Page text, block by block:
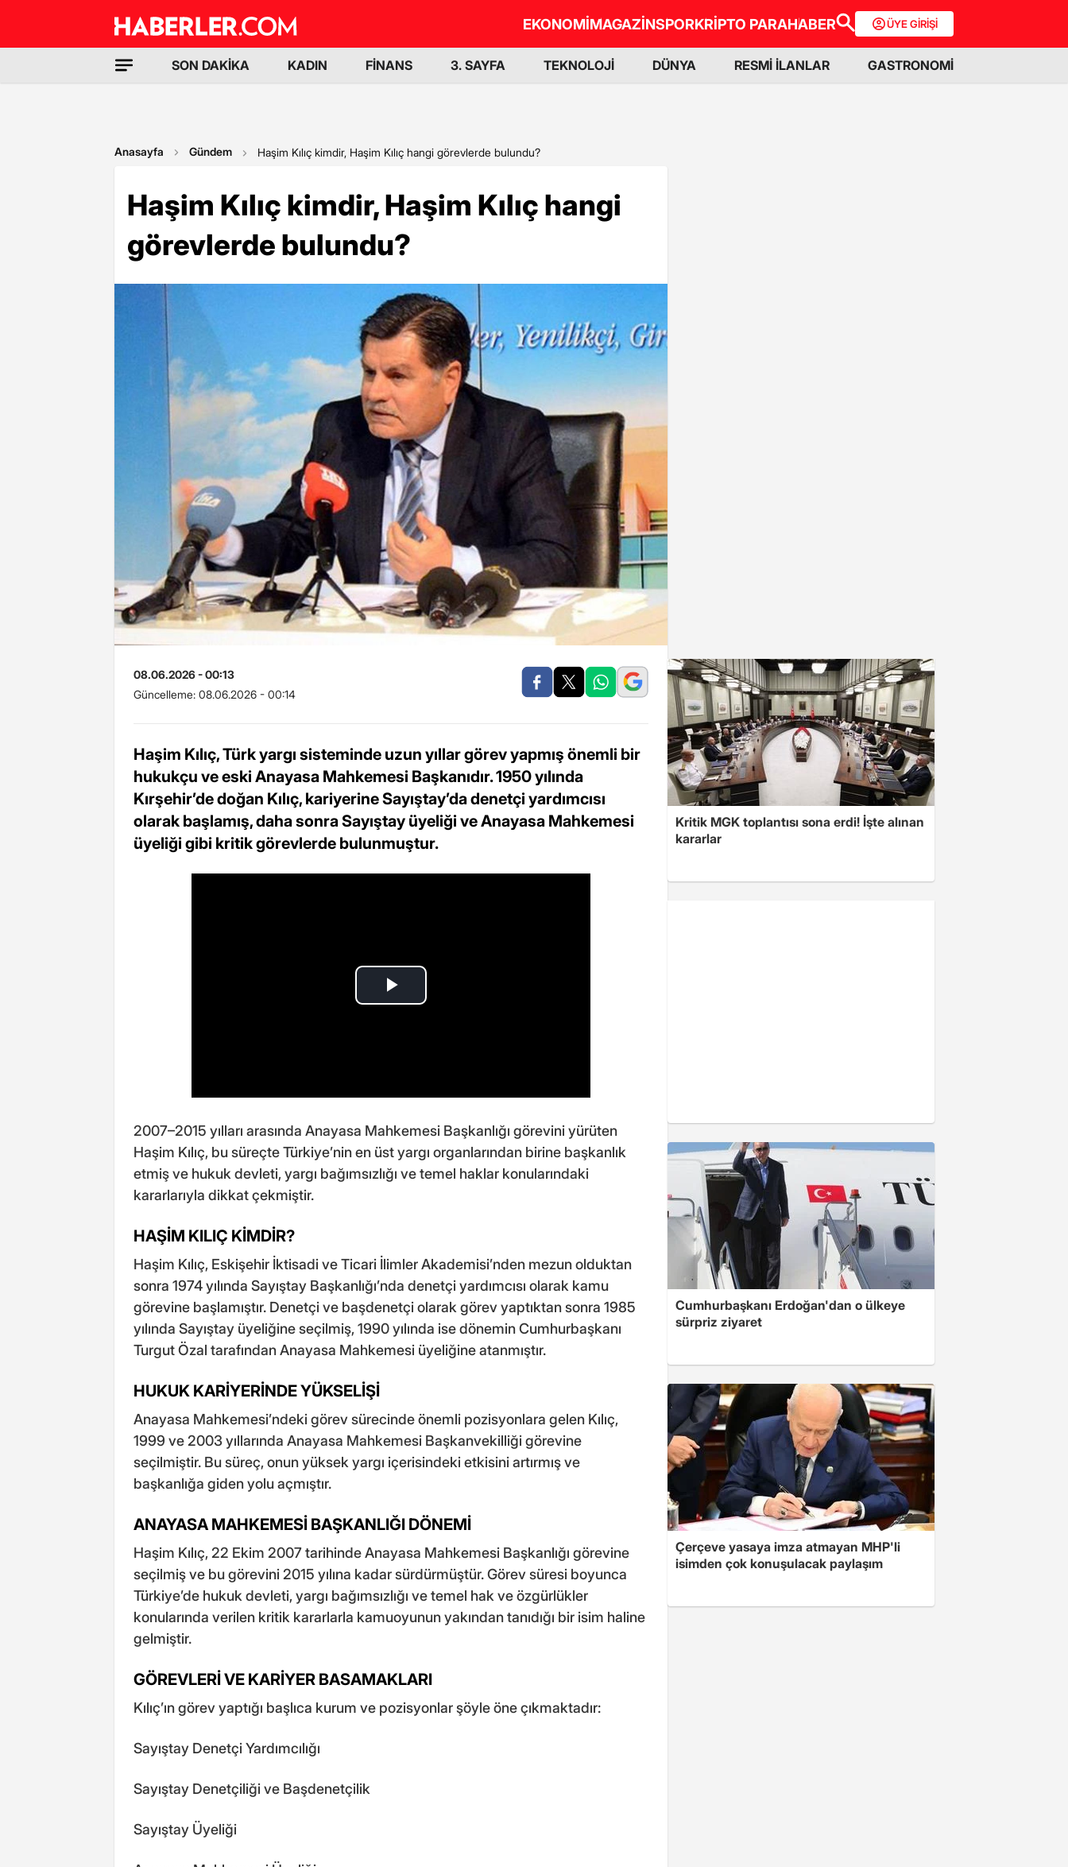
EKONOMİMAGAZİNSPORKRİPTO PARAHABER ÜYE GİRİŞİ
SON DAKİKA KADIN FİNANS 3. SAYFA TEKNOLOJİ DÜNYA RESMİ İLANLAR GASTRONOMİ
Anasayfa Gündem Haşim Kılıç kimdir, Haşim Kılıç hangi görevlerde bulundu?
Haşim Kılıç kimdir, Haşim Kılıç hangi
görevlerde bulundu?
08.06.2026 - 00:13
Güncelleme: 08.06.2026 - 00:14
Haşim Kılıç, Türk yargı sisteminde uzun yıllar görev yapmış önemli bir
hukukçu ve eski Anayasa Mahkemesi Başkanıdır. 1950 yılında
Kırşehir’de doğan Kılıç, kariyerine Sayıştay’da denetçi yardımcısı
olarak başlamış, daha sonra Sayıştay üyeliği ve Anayasa Mahkemesi
üyeliği gibi kritik görevlerde bulunmuştur.
2007–2015 yılları arasında Anayasa Mahkemesi Başkanlığı görevini yürüten
Haşim Kılıç, bu süreçte Türkiye’nin en üst yargı organlarından birine başkanlık
etmiş ve hukuk devleti, yargı bağımsızlığı ve temel haklar konularındaki
kararlarıyla dikkat çekmiştir.
HAŞİM KILIÇ KİMDİR?
Haşim Kılıç, Eskişehir İktisadi ve Ticari İlimler Akademisi’nden mezun olduktan
sonra 1974 yılında Sayıştay Başkanlığı’nda denetçi yardımcısı olarak kamu
görevine başlamıştır. Denetçi ve başdenetçi olarak görev yaptıktan sonra 1985
yılında Sayıştay üyeliğine seçilmiş, 1990 yılında ise dönemin Cumhurbaşkanı
Turgut Özal tarafından Anayasa Mahkemesi üyeliğine atanmıştır.
HUKUK KARİYERİNDE YÜKSELİŞİ
Anayasa Mahkemesi’ndeki görev sürecinde önemli pozisyonlara gelen Kılıç,
1999 ve 2003 yıllarında Anayasa Mahkemesi Başkanvekilliği görevine
seçilmiştir. Bu süreç, onun yüksek yargı içerisindeki etkisini artırmış ve
başkanlığa giden yolu açmıştır.
ANAYASA MAHKEMESİ BAŞKANLIĞI DÖNEMİ
Haşim Kılıç, 22 Ekim 2007 tarihinde Anayasa Mahkemesi Başkanlığı görevine
seçilmiş ve bu görevini 2015 yılına kadar sürdürmüştür. Görev süresi boyunca
Türkiye’de hukuk devleti, yargı bağımsızlığı ve temel hak ve özgürlükler
konularında verilen kritik kararlarla kamuoyunun yakından tanıdığı bir isim haline
gelmiştir.
GÖREVLERİ VE KARİYER BASAMAKLARI
Kılıç’ın görev yaptığı başlıca kurum ve pozisyonlar şöyle öne çıkmaktadır:
Sayıştay Denetçi Yardımcılığı
Sayıştay Denetçiliği ve Başdenetçilik
Sayıştay Üyeliği
Kritik MGK toplantısı sona erdi! İşte alınan
kararlar
Cumhurbaşkanı Erdoğan'dan o ülkeye
sürpriz ziyaret
Çerçeve yasaya imza atmayan MHP'li
isimden çok konuşulacak paylaşım